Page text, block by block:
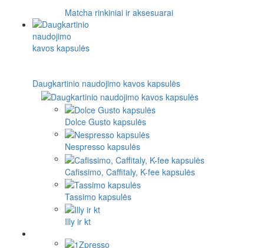
Matcha rinkiniai ir aksesuarai
Daugkartinio naudojimo kavos kapsulės
Dolce Gusto kapsulės
Nespresso kapsulės
Cafissimo, Caffitaly, K-fee kapsulės
Tassimo kapsulės
Illy ir kt